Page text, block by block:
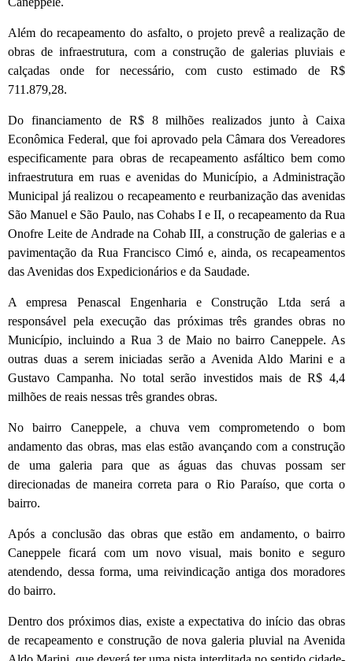
Além do recapeamento do asfalto, o projeto prevê a realização de
obras de infraestrutura, com a construção de galerias pluviais e
calçadas onde for necessário, com custo estimado de R$
711.879,28.
Do financiamento de R$ 8 milhões realizados junto à Caixa
Econômica Federal, que foi aprovado pela Câmara dos Vereadores
especificamente para obras de recapeamento asfáltico bem como
infraestrutura em ruas e avenidas do Município, a Administração
Municipal já realizou o recapeamento e reurbanização das avenidas
São Manuel e São Paulo, nas Cohabs I e II, o recapeamento da Rua
Onofre Leite de Andrade na Cohab III, a construção de galerias e a
pavimentação da Rua Francisco Cimó e, ainda, os recapeamentos
das Avenidas dos Expedicionários e da Saudade.
A empresa Penascal Engenharia e Construção Ltda será a
responsável pela execução das próximas três grandes obras no
Município, incluindo a Rua 3 de Maio no bairro Caneppele. As
outras duas a serem iniciadas serão a Avenida Aldo Marini e a
Gustavo Campanha. No total serão investidos mais de R$ 4,4
milhões de reais nessas três grandes obras.
No bairro Caneppele, a chuva vem comprometendo o bom
andamento das obras, mas elas estão avançando com a construção
de uma galeria para que as águas das chuvas possam ser
direcionadas de maneira correta para o Rio Paraíso, que corta o
bairro.
Após a conclusão das obras que estão em andamento, o bairro
Caneppele ficará com um novo visual, mais bonito e seguro
atendendo, dessa forma, uma reivindicação antiga dos moradores
do bairro.
Dentro dos próximos dias, existe a expectativa do início das obras
de recapeamento e construção de nova galeria pluvial na Avenida